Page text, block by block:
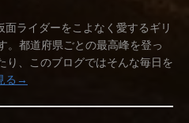
ライダーをこよなく愛するギリ
。都道府県ごとの最高峰を登っ
り、このブログではそんな毎日を
る→